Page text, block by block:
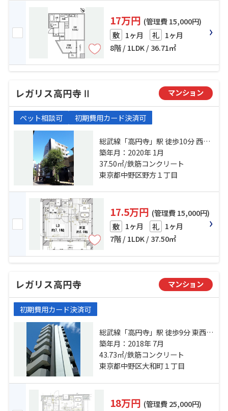
17万円 (管理費 15,000円)
敷 1ヶ月 礼 1ヶ月
8階 / 1LDK / 36.71㎡
レガリス高円寺Ⅱ マンション
ペット相談可 初期費用カード決済可
総武線「高円寺」駅 徒歩10分 西武
新宿線「野方」駅 徒歩15分 中央線
「中野」駅 徒歩20分
築年月：2020年 1月
37.50㎡/鉄筋コンクリート
東京都中野区野方１丁目
17.5万円 (管理費 15,000円)
敷 1ヶ月 礼 1ヶ月
7階 / 1LDK / 37.50㎡
レガリス高円寺 マンション
初期費用カード決済可
総武線「高円寺」駅 徒歩9分 東西線
「中野」駅 徒歩17分 西武新宿線
「野方」駅 徒歩12分
築年月：2018年 7月
43.73㎡/鉄筋コンクリート
東京都中野区大和町１丁目
18万円 (管理費 25,000円)